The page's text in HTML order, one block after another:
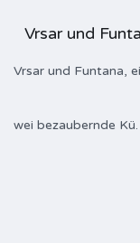
Vrsar und
Vrsar und Funtana,
wei bezaubernde